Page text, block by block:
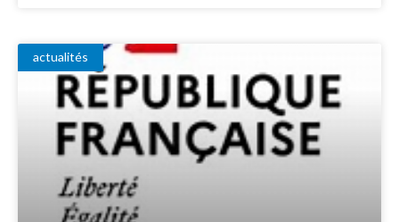
actualités